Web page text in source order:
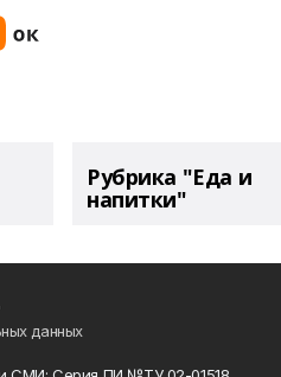
Рубрика "Еда и
напитки"
данных